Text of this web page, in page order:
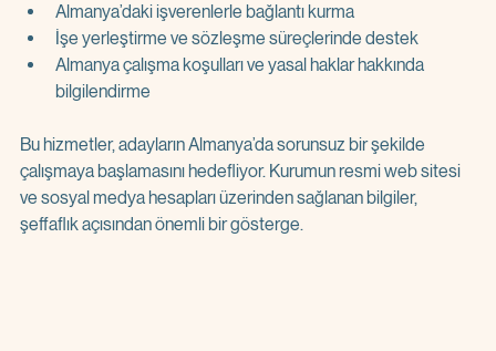
Almanya’daki işverenlerle bağlantı kurma
İşe yerleştirme ve sözleşme süreçlerinde destek
Almanya çalışma koşulları ve yasal haklar hakkında
bilgilendirme
Bu hizmetler, adayların Almanya’da sorunsuz bir şekilde
çalışmaya başlamasını hedefliyor. Kurumun resmi web sitesi
ve sosyal medya hesapları üzerinden sağlanan bilgiler,
şeffaflık açısından önemli bir gösterge.